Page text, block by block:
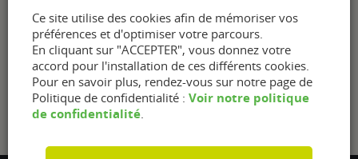
Ce site utilise des cookies afin de mémoriser vos
préférences et d'optimiser votre parcours.
En cliquant sur "ACCEPTER", vous donnez votre
accord pour l'installation de ces différents cookies.
Pour en savoir plus, rendez-vous sur notre page de
Politique de confidentialité : Voir notre politique
de confidentialité